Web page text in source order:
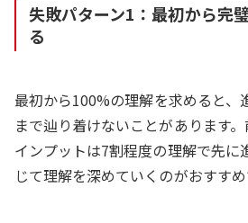
失敗パターン1：最初から完
る
最初から100%の理解を求めると、
まで辿り着けないことがあります
インプットは7割程度の理解で先に
じて理解を深めていくのがおすすめ